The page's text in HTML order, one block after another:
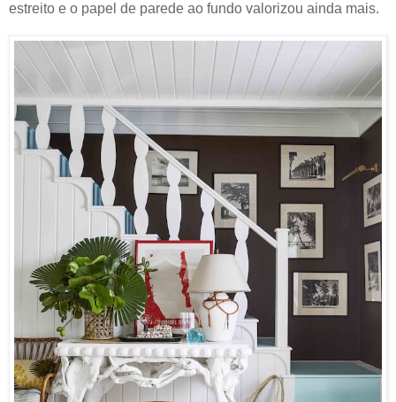
estreito e o papel de parede ao fundo valorizou ainda mais.